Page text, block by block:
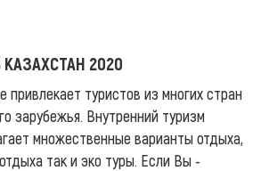
2020
привлекает туристов из многих стран
зарубежья. Внутренний туризм
множественные варианты отдыха,
так и эко туры. Если Вы -